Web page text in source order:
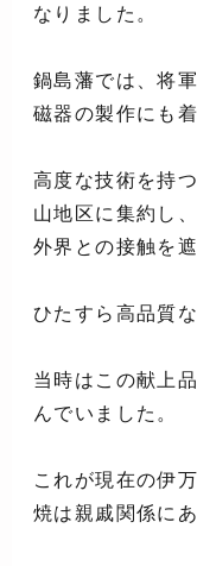
なりました。
鍋島藩では、将
磁器の製作にも
高度な技術を持
山地区に集約し
外界との接触を遮
ひたすら高品質
当時はこの献上
んでいました。
これが現在の伊
焼は親戚関係にあ